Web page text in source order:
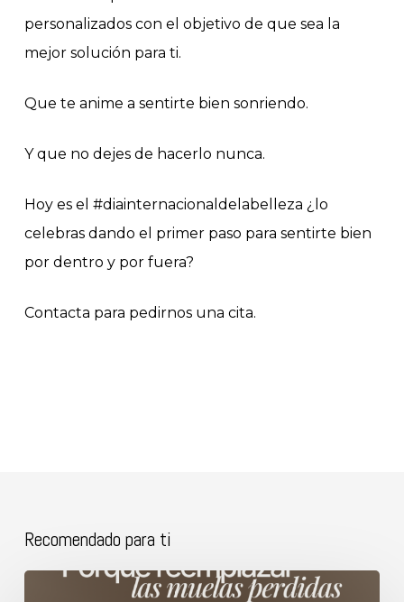
personalizados con el objetivo de que sea la
mejor solución para ti.
Que te anime a sentirte bien sonriendo.
Y que no dejes de hacerlo nunca.
Hoy es el #diainternacionaldelabelleza ¿lo
celebras dando el primer paso para sentirte bien
por dentro y por fuera?
Contacta para pedirnos una cita.
Recomendado para ti
Porque